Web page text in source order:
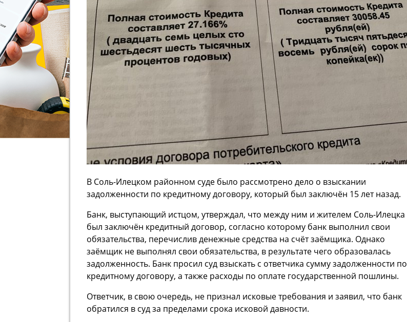
В Соль-Илецком районном суде было рассмотрено дело о взыскании
задолженности по кредитному договору, который был заключён 15 лет назад.
Банк, выступающий истцом, утверждал, что между ним и жителем Соль-Илецка
был заключён кредитный договор, согласно которому банк выполнил свои
обязательства, перечислив денежные средства на счёт заёмщика. Однако
заёмщик не выполнял свои обязательства, в результате чего образовалась
задолженность. Банк просил суд взыскать с ответчика сумму задолженности по
кредитному договору, а также расходы по оплате государственной пошлины.
Ответчик, в свою очередь, не признал исковые требования и заявил, что банк
обратился в суд за пределами срока исковой давности.